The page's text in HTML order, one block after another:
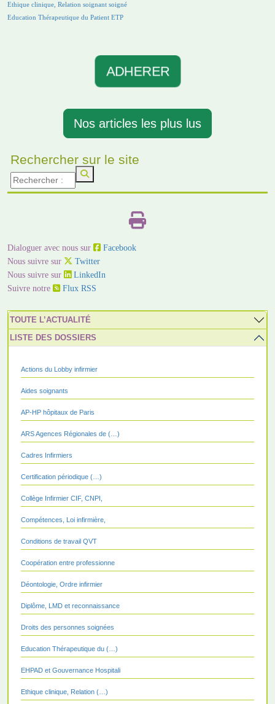
Ethique clinique, Relation soignant soigné
Education Thérapeutique du Patient ETP
ADHERER
Nos articles les plus lus
Rechercher sur le site
Dialoguer avec nous sur
Facebook
Nous suivre sur
Twitter
Nous suivre sur
LinkedIn
Suivre notre
Flux RSS
TOUTE L’ACTUALITÉ
LISTE DES DOSSIERS
Actions du Lobby infirmier
Aides soignants
AP-HP hôpitaux de Paris
ARS Agences Régionales de (…)
Cadres Infirmiers
Certification périodique (…)
Collège Infirmier CIF, CNPI,
Compétences, Loi infirmière,
Conditions de travail QVT
Coopération entre professionne
Déontologie, Ordre infirmier
Diplôme, LMD et reconnaissance
Droits des personnes soignées
Education Thérapeutique du (…)
EHPAD et Gouvernance Hospitali
Ethique clinique, Relation (…)